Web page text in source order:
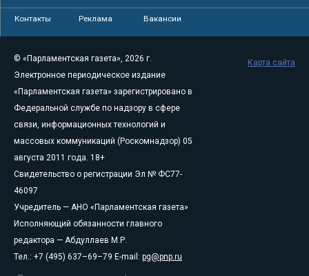
Контакты Реклама Вакансии
© «Парламентская газета», 2026 г.
Электронное периодическое издание
«Парламентская газета» зарегистрировано в
Федеральной службе по надзору в сфере
связи, информационных технологий и
массовых коммуникаций (Роскомнадзор) 05
августа 2011 года. 18+
Свидетельство о регистрации Эл № ФС77-
46097
Учредитель — АНО «Парламентская газета»
Исполняющий обязанности главного
редактора — Абдуллаев М.Р.
Тел.: +7 (495) 637–69–79 E-mail: pg@pnp.ru
Карта сайта